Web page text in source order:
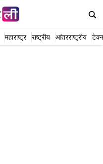
महाराष्ट्र राष्ट्रीय आंतरराष्ट्रीय